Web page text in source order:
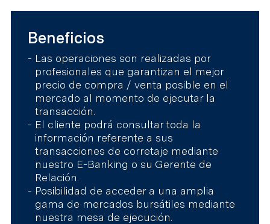
Beneficios
Las operaciones son realizadas por
profesionales que garantizan el mejor
precio de compra / venta posible en el
mercado al momento de ejecutar la
transacción.
El cliente podrá consultar toda la
información referente a sus
transacciones de corretaje mediante
nuestro E-Banking o su Gerente de
Relación.
Posibilidad de acceder a una amplia
gama de mercados bursátiles mediante
nuestra mesa de ejecución.